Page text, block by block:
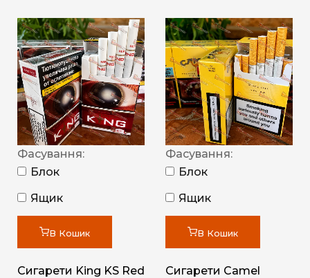
Фасування:
Блок
Ящик
В Кошик
Сигарети King KS Red
Фасування:
Блок
Ящик
В Кошик
Сигарети Camel